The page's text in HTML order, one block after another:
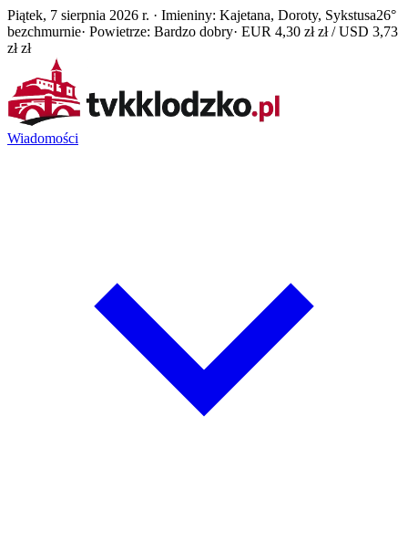
Piątek, 7 sierpnia 2026 r. · Imieniny: Kajetana, Doroty, Sykstusa26°
bezchmurnie· Powietrze: Bardzo dobry· EUR 4,30 zł zł / USD 3,73
zł zł
Wiadomości